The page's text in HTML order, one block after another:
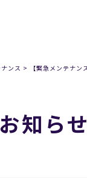
ンス > 【緊急メンテナ
お知らせ